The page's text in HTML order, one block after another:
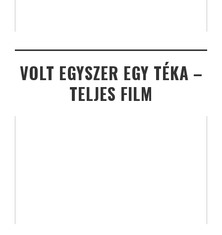
VOLT EGYSZER EGY TÉKA –
TELJES FILM